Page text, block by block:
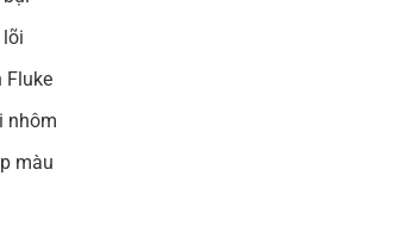
Fluke
nhôm
màu